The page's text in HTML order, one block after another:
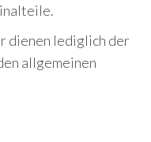
dienen lediglich der
allgemeinen